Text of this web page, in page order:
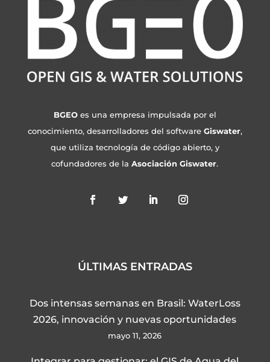
BGEO es una empresa impulsada por el
conocimiento, desarrolladores del software Giswater,
que utiliza tecnología de código abierto, y
cofundadores de laAsociación Giswater.
ÚLTIMAS ENTRADAS
Dos intensas semanas en Brasil: WaterLoss
2026, innovación y nuevas oportunidades
mayo 11, 2026